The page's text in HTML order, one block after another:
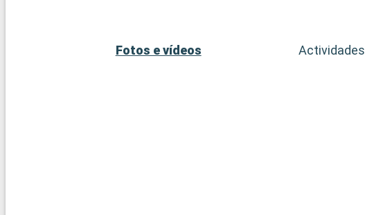
Fotos e vídeos Actividades